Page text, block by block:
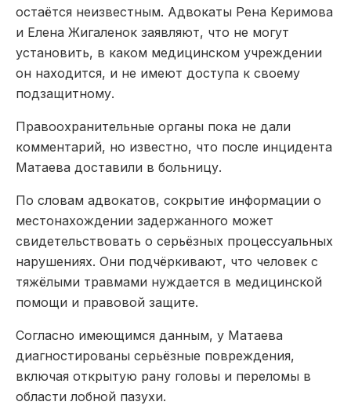
остаётся неизвестным. Адвокаты Рена Керимова
и Елена Жигаленок заявляют, что не могут
установить, в каком медицинском учреждении
он находится, и не имеют доступа к своему
подзащитному.
Правоохранительные органы пока не дали
комментарий, но известно, что после инцидента
Матаева доставили в больницу.
По словам адвокатов, сокрытие информации о
местонахождении задержанного может
свидетельствовать о серьёзных процессуальных
нарушениях. Они подчёркивают, что человек с
тяжёлыми травмами нуждается в медицинской
помощи и правовой защите.
Согласно имеющимся данным, у Матаева
диагностированы серьёзные повреждения,
включая открытую рану головы и переломы в
области лобной пазухи.